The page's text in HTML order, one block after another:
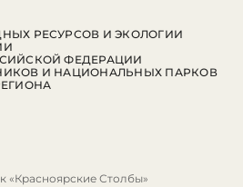
РЕСУРСОВ И ЭКОЛОГИИ
ФЕДЕРАЦИИ
И НАЦИОНАЛЬНЫХ ПАРКОВ
Столбы»